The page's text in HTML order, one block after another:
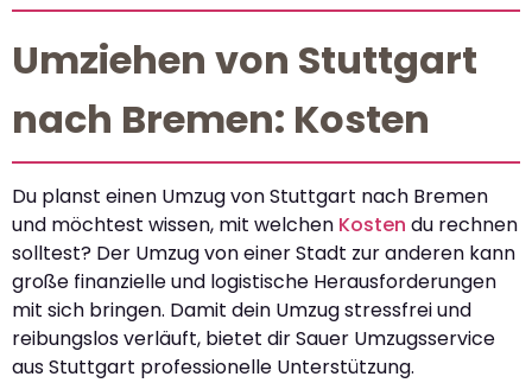
Umziehen von Stuttgart
nach Bremen: Kosten
Du planst einen Umzug von Stuttgart nach Bremen
und möchtest wissen, mit welchen Kosten du rechnen
solltest? Der Umzug von einer Stadt zur anderen kann
große finanzielle und logistische Herausforderungen
mit sich bringen. Damit dein Umzug stressfrei und
reibungslos verläuft, bietet dir Sauer Umzugsservice
aus Stuttgart professionelle Unterstützung.